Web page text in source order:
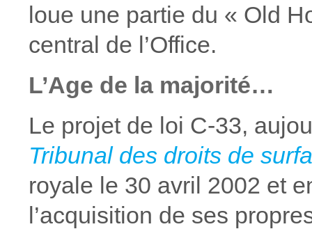
loue une partie du « Old
central de l’Office.
L’Age de la majorité…
Le projet de loi C-33,
Tribunal des droits de
royale le 30 avril 2002 et
l’acquisition de ses